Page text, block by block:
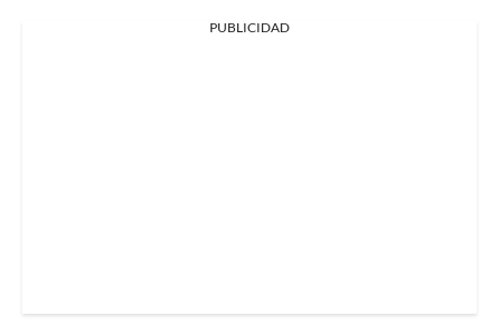
PUBLICIDAD